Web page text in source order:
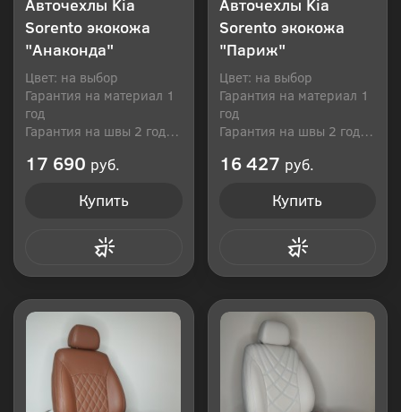
Авточехлы Kia
Sorento экокожа
"Анаконда"
Цвет: на выбор
Гарантия на материал 1
год
Гарантия на швы 2 года
17 690 руб.
Купить
Авточехлы Kia
Sorento экокожа
"Париж"
Цвет: на выбор
Гарантия на материал 1
год
Гарантия на швы 2 года
16 427 руб.
Купить